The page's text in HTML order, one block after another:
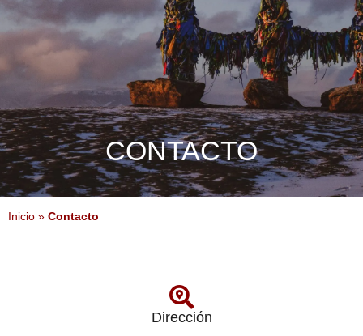
CONTACTO
Inicio » Contacto
Dirección